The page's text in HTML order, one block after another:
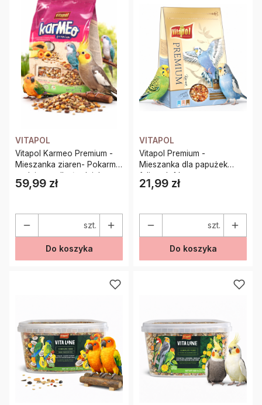
VITAPOL
Vitapol Karmeo Premium -
Mieszanka ziaren- Pokarm
codzienny dla średnich
papug 2,5kg
Cena
59,99 zł
szt.
Do koszyka
VITAPOL
Vitapol Premium -
Mieszanka dla papużek
falistych 1 kg
Cena
21,99 zł
szt.
Do koszyka